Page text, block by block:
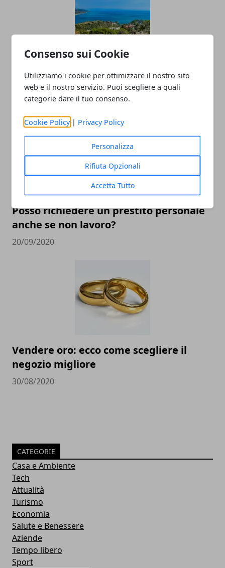
Consenso sui Cookie
Utilizziamo i cookie per ottimizzare il nostro sito
web e il nostro servizio. Puoi scegliere a quali
categorie dare il tuo consenso.
Cookie Policy | Privacy Policy
Personalizza
Rifiuta Opzionali
Accetta Tutto
EGOInternational, Sicilia: la transizione
green traina l’export
25/01/2024
Posso richiedere un prestito personale
anche se non lavoro?
20/09/2020
Vendere oro: ecco come scegliere il
negozio migliore
30/08/2020
CATEGORIE
Casa e Ambiente
Tech
Attualità
Turismo
Economia
Salute e Benessere
Aziende
Tempo libero
Sport